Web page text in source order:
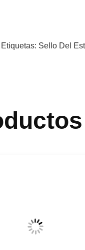
Etiquetas: Sello Del